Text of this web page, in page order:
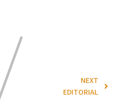
NEXT
EDITORIAL